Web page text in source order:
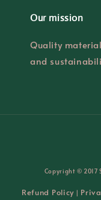
Our mission
Quality
and
Copyright © 2017
Refund Policy |